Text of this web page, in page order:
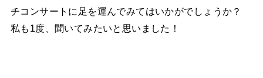
チコンサートに足を運んでみてはいかがでしょうか？
私も1度、聞いてみたいと思いました！